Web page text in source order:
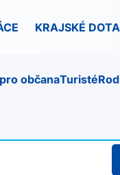
KRAJSKÉ
občanaTuristé